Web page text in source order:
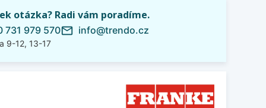
otázka? Radi vám poradíme.
731 979 570
9-12, 13-17
mail_outline info@trendo.cz